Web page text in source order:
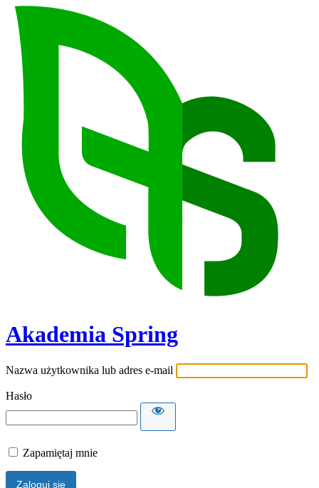
Akademia Spring
Nazwa użytkownika lub adres e-mail
Hasło
Zapamiętaj mnie